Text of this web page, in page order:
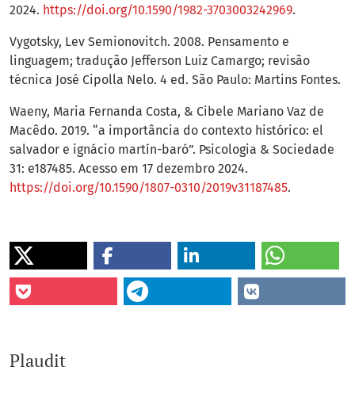
Plaudit
2024. https://doi.org/10.1590/1982-3703003242969.
Vygotsky, Lev Semionovitch. 2008. Pensamento e
linguagem; tradução Jefferson Luiz Camargo; revisão
técnica José Cipolla Nelo. 4 ed. São Paulo: Martins Fontes.
Waeny, Maria Fernanda Costa, & Cibele Mariano Vaz de
Macêdo. 2019. “a importância do contexto histórico: el
salvador e ignácio martín-baró”. Psicologia & Sociedade
31: e187485. Acesso em 17 dezembro 2024.
https://doi.org/10.1590/1807-0310/2019v31187485.